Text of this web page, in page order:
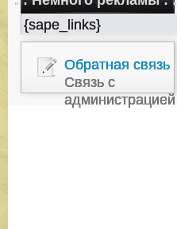
{sape_links}
Обратная связь
Связь с
администрацией